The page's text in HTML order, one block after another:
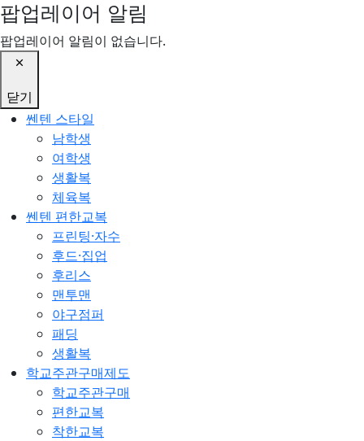
팝업레이어 알림
팝업레이어 알림이 없습니다.
닫기
쎈텐 스타일
남학생
여학생
생활복
체육복
쎈텐 편한교복
프린팅·자수
후드·집업
후리스
맨투맨
야구점퍼
패딩
생활복
학교주관구매제도
학교주관구매
편한교복
착한교복